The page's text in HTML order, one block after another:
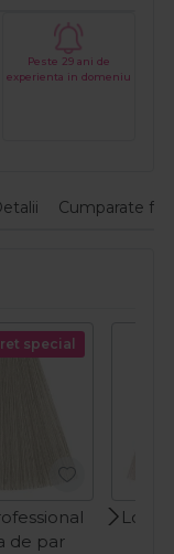
Peste 29 ani de
experienta in domeniu
Cumparate
special
de par